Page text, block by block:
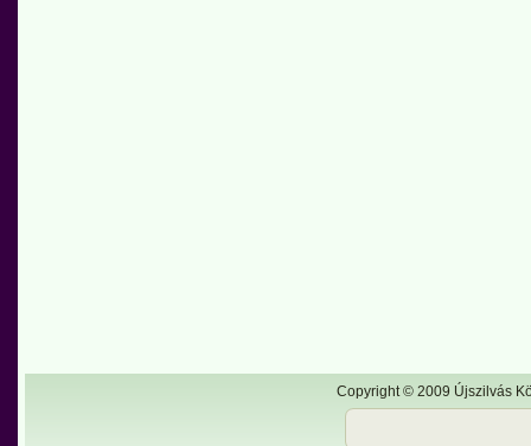
Copyright © 2009 Újszilvás